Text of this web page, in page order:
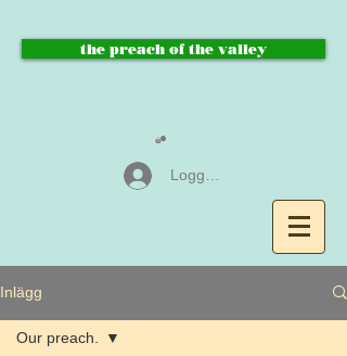
the preach of the valley
Logga in
Inlägg
Our preach.